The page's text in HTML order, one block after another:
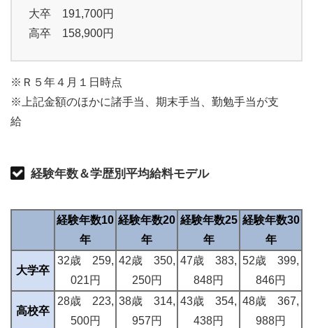
大卒 191,700円
高卒 158,900円
※Ｒ５年４月１日時点
※上記金額のほかに諸手当、期末手当、勤勉手当が支
給
経験年数＆学歴別平均給料モデル
経験年数10
年
経験年数20
年
経験年数25
年
経験年数30
年
大学卒
32歳 259,
021円
42歳 350,
250円
47歳 383,
848円
52歳 399,
846円
高校卒
28歳 223,
500円
38歳 314,
957円
43歳 354,
438円
48歳 367,
988円